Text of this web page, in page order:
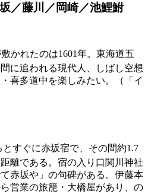
／藤川／岡崎／池鯉鮒
かれたのは1601年。東海道五
に追われる現代人、しばし空想
喜多道中を楽しみたい。（「イ
すぐに赤坂宿で、その間約1.7
離である。宿の入り口関川神社
赤坂や」の句碑がある。伊藤本
営業の旅籠・大橋屋があり、の